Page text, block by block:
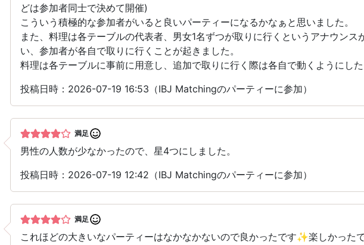
どは参加者同士で決めて開催)
こういう積極的な参加者がいると良いパーティーになるかなぁと思いました。
また、料理は各テーブルの代表者、男女1名ずつが取りに行くというアナウン
い、参加者が各自で取りに行くことが起きました。
料理は各テーブルに事前に用意し、追加で取りに行く際は各自で動くようにし
投稿日時：2026-07-19 16:53（IBJ Matchingのパーティーに参加）
満足
男性の人数が少なかったので、星4つにしました。
投稿日時：2026-07-19 12:42（IBJ Matchingのパーティーに参加）
満足
これほどの大きいなパーティーはなかなかないので良かったです✨楽しかった